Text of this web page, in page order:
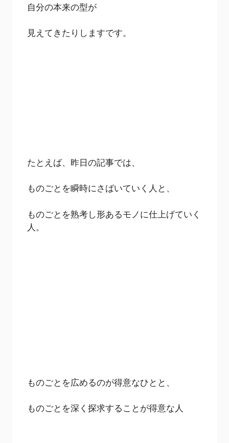
自分の本来の型が
見えてきたりしますです。
たとえば、昨日の記事では、
ものごとを瞬時にさばいていく人と、
ものごとを熟考し形あるモノに仕上げていく
人。
ものごとを広めるのが得意なひとと、
ものごとを深く探求することが得意な人